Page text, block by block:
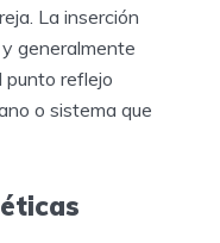
La inserción
generalmente
punto reflejo
o sistema que